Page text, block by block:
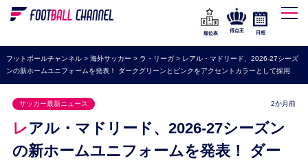
WEリーグ
海外サッカー
プレミアリーグ
ラ・リーガ
セリエA
ブンデスリーガ
順位表
得点王 日程
フットボールチャンネル> 海外サッカー > ラ・リーガ> レアル・マドリード、2026-27シーズ
ンの新ホームユニフォームを発表！ ダークグリーンとピンクをアクセントカラーとして採用
サッカー最新ニュース 2か月前
レアル・マドリード、2026-27シーズン
の新ホームユニフォームを発表！ ダー